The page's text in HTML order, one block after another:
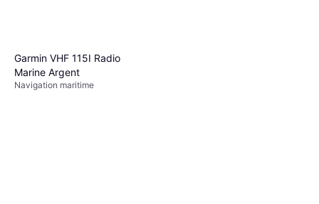
Garmin VHF 115I Radio
Marine Argent
Navigation maritime